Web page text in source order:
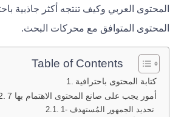
المحتوى العربي وكيف تنتجه أكثر جاذبية
المحتوى المتوافق مع محركات البحث.
Table of Contents
كتابة المحتوى باحترافية
7 أمور يجب على صانع المحتوى الاهتمام بها